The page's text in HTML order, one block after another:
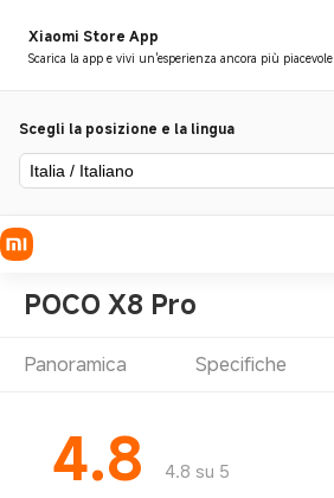
Xiaomi Store App
Scarica la app e vivi un'esperienza ancora più piacevole
Scegli la posizione e la lingua
Italia / Italiano
POCO X8 Pro
Panoramica Specifiche
4.8 4.8 su 5